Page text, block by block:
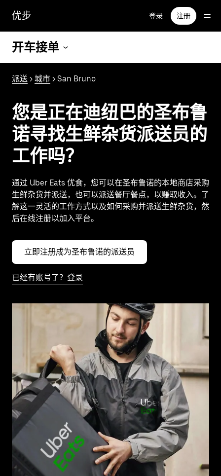
容
优步 登录 注册
开车接单
派送 > 城市 > San Bruno
您是正在迪纽巴的圣布鲁
诺寻找生鲜杂货派送员的
工作吗？
通过 Uber Eats 优食，您可以在圣布鲁诺的本地商店采购
生鲜杂货并派送，也可以派送餐厅餐点，以赚取收入。了
解这一灵活的工作方式以及如何采购并派送生鲜杂货，然
后在线注册以加入平台。
立即注册成为圣布鲁诺的派送员
已经有账号了？登录